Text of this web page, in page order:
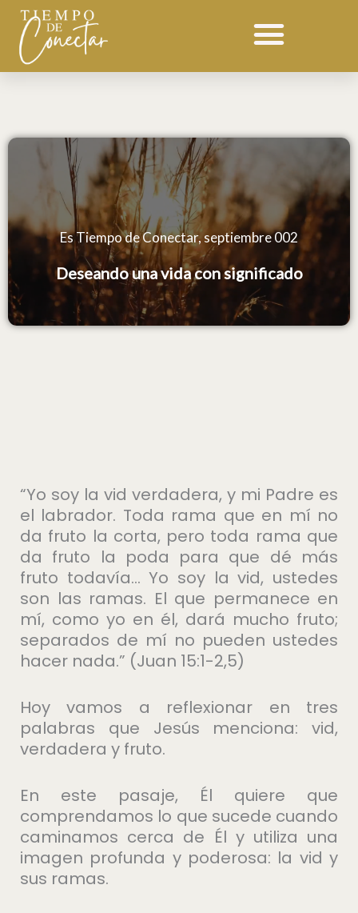
contenido
Devocional 002 septiembre
Es Tiempo de Conectar, septiembre 002
Deseando una vida con significado
“Yo soy la vid verdadera, y mi Padre es
el labrador. Toda rama que en mí no
da fruto la corta, pero toda rama que
da fruto la poda para que dé más
fruto todavía… Yo soy la vid, ustedes
son las ramas. El que permanece en
mí, como yo en él, dará mucho fruto;
separados de mí no pueden ustedes
hacer nada.” (Juan 15:1-2,5)
Hoy vamos a reflexionar en tres
palabras que Jesús menciona: vid,
verdadera y fruto.
En este pasaje, Él quiere que
comprendamos lo que sucede cuando
caminamos cerca de Él y utiliza una
imagen profunda y poderosa: la vid y
sus ramas.